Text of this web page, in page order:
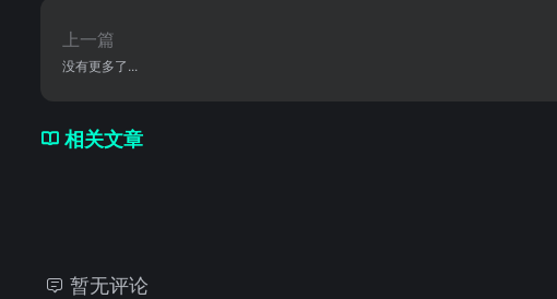
上一篇
没有更多了...
相关文章
暂无评论